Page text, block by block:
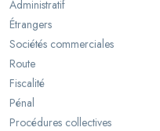
Administratif
Étrangers
Sociétés commerciales
Route
Fiscalité
Pénal
Procédures collectives